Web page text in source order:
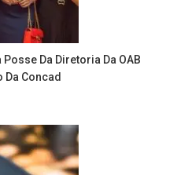
Da Diretoria Da OAB
Da Concad